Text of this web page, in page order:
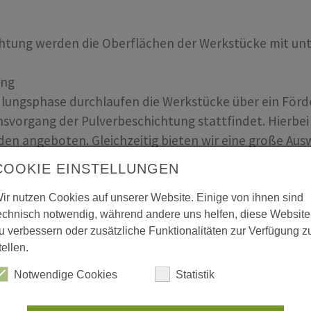
werden die Oberflächen der Werkstücke mit
durchlaufen die Werkstücke über ein
der Pulverbeschichtung stattfindet.
angeboten. Gleichzeitig bieten wir eine große
der auf der Oberfläche aufgebrachte Pulverlack
getrocknet.
EINSTELLUNGEN
nutzen Cookies auf unserer Website. Einige von ihnen sind
notwendig, während andere uns helfen, diese Website
verbessern oder zusätzliche Funktionalitäten zur Verfügung
Notwendige Cookies Statistik